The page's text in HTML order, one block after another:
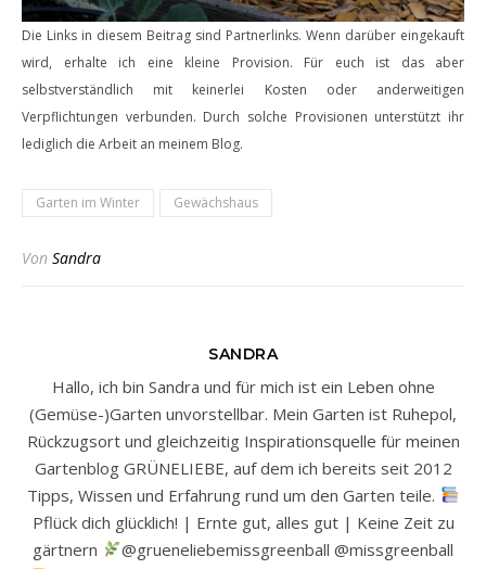
Die Links in diesem Beitrag sind Partnerlinks. Wenn darüber eingekauft
wird, erhalte ich eine kleine Provision. Für euch ist das aber
selbstverständlich mit keinerlei Kosten oder anderweitigen
Verpflichtungen verbunden. Durch solche Provisionen unterstützt ihr
lediglich die Arbeit an meinem Blog.
Garten im Winter Gewächshaus
Von Sandra
SANDRA
Hallo, ich bin Sandra und für mich ist ein Leben ohne
(Gemüse-)Garten unvorstellbar. Mein Garten ist Ruhepol,
Rückzugsort und gleichzeitig Inspirationsquelle für meinen
Gartenblog GRÜNELIEBE, auf dem ich bereits seit 2012
Tipps, Wissen und Erfahrung rund um den Garten teile.
Pflück dich glücklich! | Ernte gut, alles gut | Keine Zeit zu
gärtnern
@grueneliebemissgreenball @missgreenball